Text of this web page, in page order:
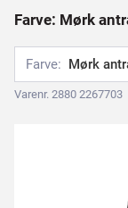
Farve: Mørk
Farve: Mørk
Varenr. 2880 2267703